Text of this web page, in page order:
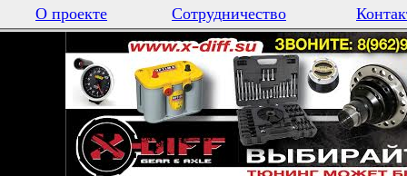
О проекте Сотрудничество